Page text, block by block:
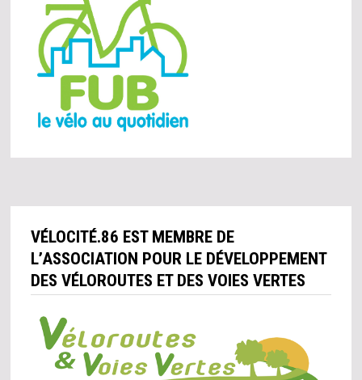
VÉLOCITÉ.86 EST MEMBRE DE
L’ASSOCIATION POUR LE DÉVELOPPEMENT
DES VÉLOROUTES ET DES VOIES VERTES